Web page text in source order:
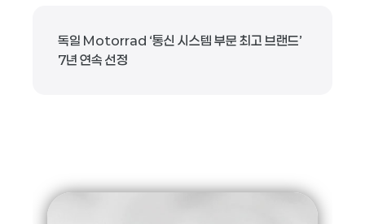
독일 Motorrad ‘통신 시스템 부문 최고 브랜드’
7년 연속 선정